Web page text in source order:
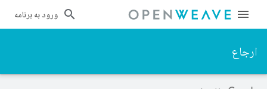
ورود به برنامه
ارجاع